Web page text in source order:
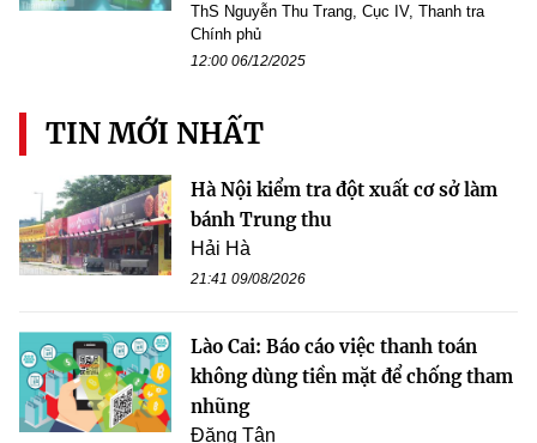
ThS Nguyễn Thu Trang, Cục IV, Thanh tra
Chính phủ
12:00 06/12/2025
TIN MỚI NHẤT
Hà Nội kiểm tra đột xuất cơ sở làm
bánh Trung thu
Hải Hà
21:41 09/08/2026
Lào Cai: Báo cáo việc thanh toán
không dùng tiền mặt để chống tham
nhũng
Đăng Tân